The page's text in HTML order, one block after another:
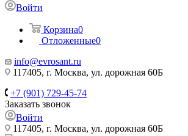
Войти
Корзина0
Отложенные0
info@evrosant.ru
117405, г. Москва, ул. дорожная 60Б
+7 (901) 729-45-74
Заказать звонок
Войти
117405, г. Москва, ул. дорожная 60Б